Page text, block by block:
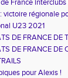
France
victoire régionale
U23 2021
DE FRANCE DE
DE FRANCE DE
pour Alexis !